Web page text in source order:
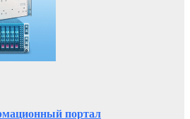
портал